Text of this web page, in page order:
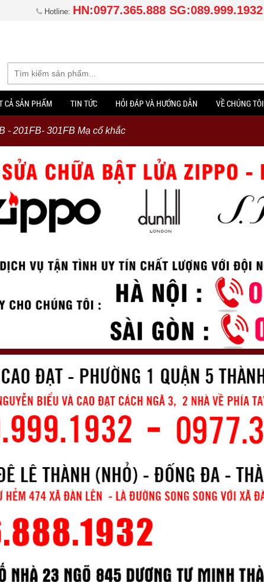
Hotline: HN:0977.365.888 SG:089.999.1932
CẢ SẢN PHẨM TIN TỨC HỎI ĐÁP VÀ HƯỚNG DẪN VỀ CHÚNG TÔI
- 201FB- 301FB Mạ cổ khắc